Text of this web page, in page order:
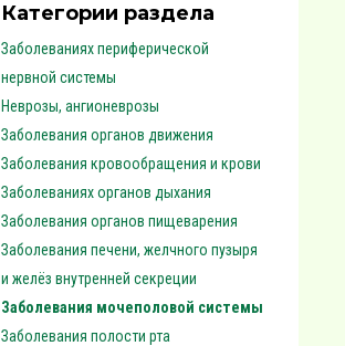
Категории раздела
Заболеваниях периферической
нервной системы
Неврозы, ангионеврозы
Заболевания органов движения
Заболевания кровообращения и крови
Заболеваниях органов дыхания
Заболевания органов пищеварения
Заболевания печени, желчного пузыря
и желёз внутренней секреции
Заболевания мочеполовой системы
Заболевания полости рта